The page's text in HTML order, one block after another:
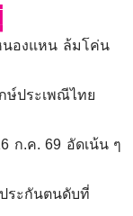
องแหน ล้มโค่น
ษ์ประเพณีไทย
ก.ค. 69 อัดเน้น ๆ
ระกันตนดับที่